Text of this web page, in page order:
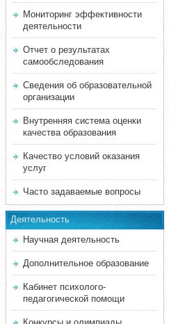
Мониторинг эффективности
деятельности
Отчет о результатах
самообследования
Сведения об образовательной
организации
Внутренняя система оценки
качества образования
Качество условий оказания
услуг
Часто задаваемые вопросы
Деятельность
Научная деятельность
Дополнительное образование
Кабинет психолого-
педагогической помощи